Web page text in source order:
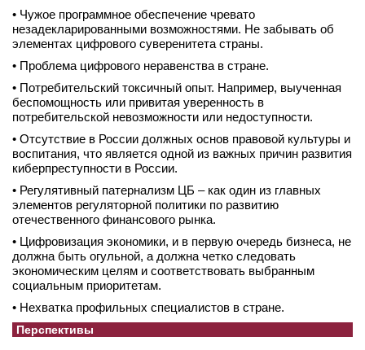
• Чужое программное обеспечение чревато
незадекларированными возможностями. Не забывать об
элементах цифрового суверенитета страны.
• Проблема цифрового неравенства в стране.
• Потребительский токсичный опыт. Например, выученная
беспомощность или привитая уверенность в
потребительской невозможности или недоступности.
• Отсутствие в России должных основ правовой культуры и
воспитания, что является одной из важных причин развития
киберпреступности в России.
• Регулятивный патернализм ЦБ – как один из главных
элементов регуляторной политики по развитию
отечественного финансового рынка.
• Цифровизация экономики, и в первую очередь бизнеса, не
должна быть огульной, а должна четко следовать
экономическим целям и соответствовать выбранным
социальным приоритетам.
• Нехватка профильных специалистов в стране.
Перспективы